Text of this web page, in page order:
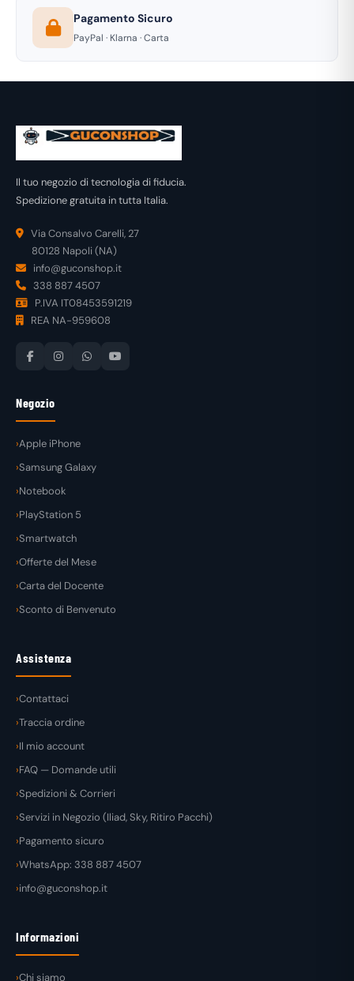
Pagamento Sicuro
PayPal · Klarna · Carta
Il tuo negozio di tecnologia di fiducia.
Spedizione gratuita in tutta Italia.
Via Consalvo Carelli, 27
80128 Napoli (NA)
info@guconshop.it
338 887 4507
P.IVA IT08453591219
REA NA-959608
Negozio
Apple iPhone
Samsung Galaxy
Notebook
PlayStation 5
Smartwatch
Offerte del Mese
Carta del Docente
Sconto di Benvenuto
Assistenza
Contattaci
Traccia ordine
Il mio account
FAQ — Domande utili
Spedizioni & Corrieri
Servizi in Negozio (Iliad, Sky, Ritiro Pacchi)
Pagamento sicuro
WhatsApp: 338 887 4507
info@guconshop.it
Informazioni
Chi siamo